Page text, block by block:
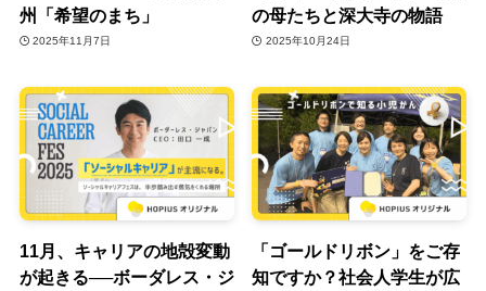
州「希望のまち」
2025年11月7日
の母たちと深大寺の物語
2025年10月24日
11月、キャリアの地殻変動
が起きる──ボーダレス・ジ
「ゴールドリボン」をご存
知ですか？社会人学生が広